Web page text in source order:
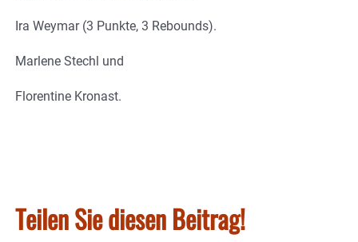
Ira Weymar (3 Punkte, 3 Rebounds).
Marlene Stechl und
Florentine Kronast.
Teilen Sie diesen Beitrag!